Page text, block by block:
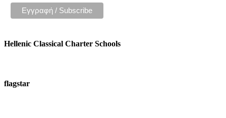
Hellenic Classical Charter Schools
flagstar